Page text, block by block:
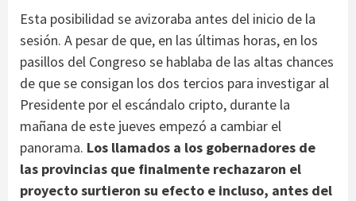
Esta posibilidad se avizoraba antes del inicio de la
sesión. A pesar de que, en las últimas horas, en los
pasillos del Congreso se hablaba de las altas chances
de que se consigan los dos tercios para investigar al
Presidente por el escándalo cripto, durante la
mañana de este jueves empezó a cambiar el
panorama. Los llamados a los gobernadores de
las provincias que finalmente rechazaron el
proyecto surtieron su efecto e incluso, antes del